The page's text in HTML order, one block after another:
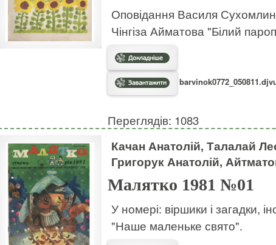
Оповідання Василя
Чінгіза Айматова "Білий
Переглядів: 1083
Качан Анатолій, Талалай
Григорук Анатолій,
Малятко 1981 №01
У номері: віршики і загадки,
"Наше маленьке свято".